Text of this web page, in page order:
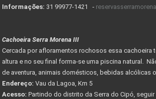
Informações: 31 99977-1421 -
Cachoeira Serra Morena III
Cercada por afloramentos rochosos essa cachoeira
altura e no seu final forma-se uma piscina natural.
de aventura, animais domésticos, bebidas alcólicas
Endereço: Vau da Lagoa, Km 5
Acesso: Partindo do distrito da Serra do Cipó,